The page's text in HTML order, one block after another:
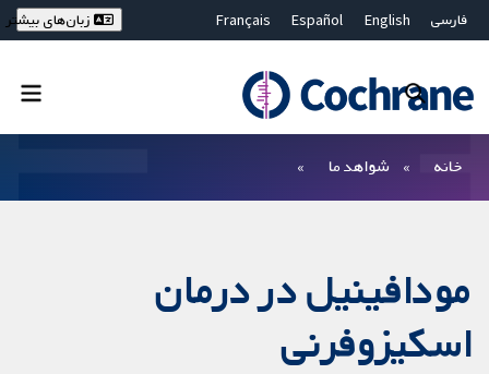
فارسی English
Español
Français
Bahasa Malaysia
ไทย
繁體中文
زبان‌های بیشتر
خانه شواهد ما
مودافینیل در درمان
اسکیزوفرنی